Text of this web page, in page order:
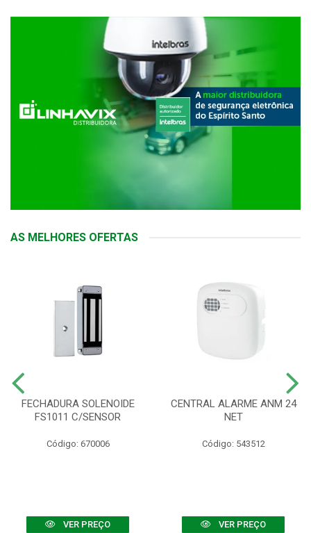
AS MELHORES OFERTAS
FECHADURA SOLENOIDE
FS1011 C/SENSOR
Código: 670006
VER PREÇO
CENTRAL ALARME ANM 24
NET
Código: 543512
VER PREÇO